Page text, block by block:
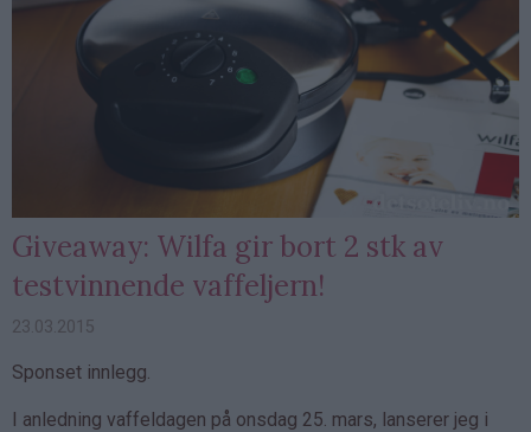
Giveaway: Wilfa gir bort 2 stk av
testvinnende vaffeljern!
23.03.2015
Sponset innlegg.
I anledning vaffeldagen på onsdag 25. mars, lanserer jeg i